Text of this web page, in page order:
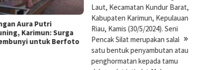
»
Barongsai, Kesenian
Tradisional Tionghoa Makin
Populer